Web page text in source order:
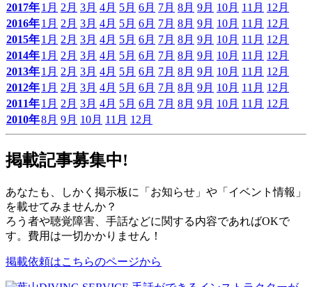
2017年1月 2月 3月 4月 5月 6月 7月 8月 9月 10月 11月 12月
2016年1月 2月 3月 4月 5月 6月 7月 8月 9月 10月 11月 12月
2015年1月 2月 3月 4月 5月 6月 7月 8月 9月 10月 11月 12月
2014年1月 2月 3月 4月 5月 6月 7月 8月 9月 10月 11月 12月
2013年1月 2月 3月 4月 5月 6月 7月 8月 9月 10月 11月 12月
2012年1月 2月 3月 4月 5月 6月 7月 8月 9月 10月 11月 12月
2011年1月 2月 3月 4月 5月 6月 7月 8月 9月 10月 11月 12月
2010年8月 9月 10月 11月 12月
掲載記事募集中!
あなたも、しかく掲示板に「お知らせ」や「イベント情報」
を載せてみませんか？
ろう者や聴覚障害、手話などに関する内容であればOKで
す。費用は一切かかりません！
掲載依頼はこちらのページから